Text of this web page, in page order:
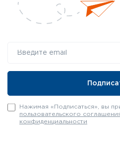
Нажимая «Подписаться», вы
пользовательского
конфиденциальности